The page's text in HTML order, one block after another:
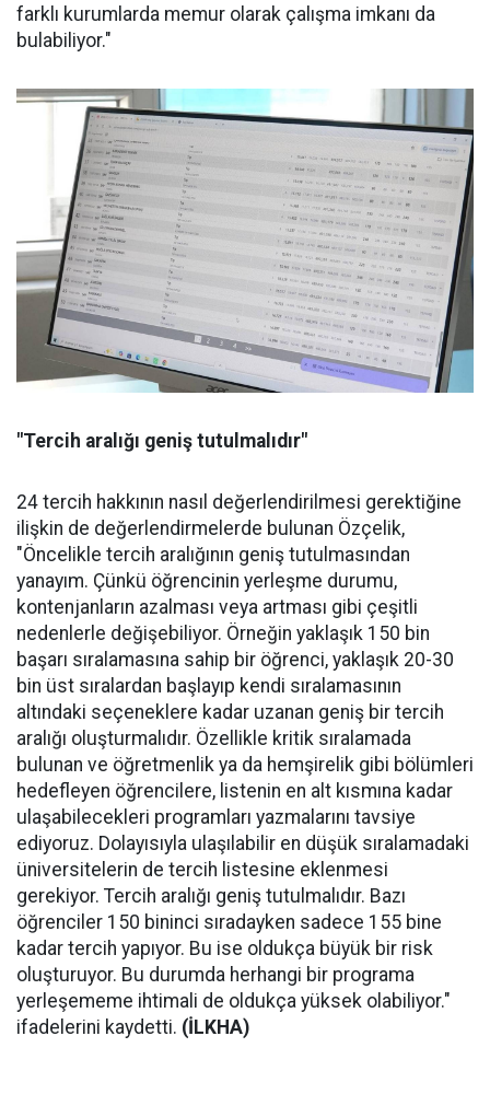
farklı kurumlarda memur olarak çalışma imkanı da
bulabiliyor."
"Tercih aralığı geniş tutulmalıdır"
24 tercih hakkının nasıl değerlendirilmesi gerektiğine
ilişkin de değerlendirmelerde bulunan Özçelik,
"Öncelikle tercih aralığının geniş tutulmasından
yanayım. Çünkü öğrencinin yerleşme durumu,
kontenjanların azalması veya artması gibi çeşitli
nedenlerle değişebiliyor. Örneğin yaklaşık 150 bin
başarı sıralamasına sahip bir öğrenci, yaklaşık 20-30
bin üst sıralardan başlayıp kendi sıralamasının
altındaki seçeneklere kadar uzanan geniş bir tercih
aralığı oluşturmalıdır. Özellikle kritik sıralamada
bulunan ve öğretmenlik ya da hemşirelik gibi bölümleri
hedefleyen öğrencilere, listenin en alt kısmına kadar
ulaşabilecekleri programları yazmalarını tavsiye
ediyoruz. Dolayısıyla ulaşılabilir en düşük sıralamadaki
üniversitelerin de tercih listesine eklenmesi
gerekiyor. Tercih aralığı geniş tutulmalıdır. Bazı
öğrenciler 150 bininci sıradayken sadece 155 bine
kadar tercih yapıyor. Bu ise oldukça büyük bir risk
oluşturuyor. Bu durumda herhangi bir programa
yerleşememe ihtimali de oldukça yüksek olabiliyor."
ifadelerini kaydetti. (İLKHA)